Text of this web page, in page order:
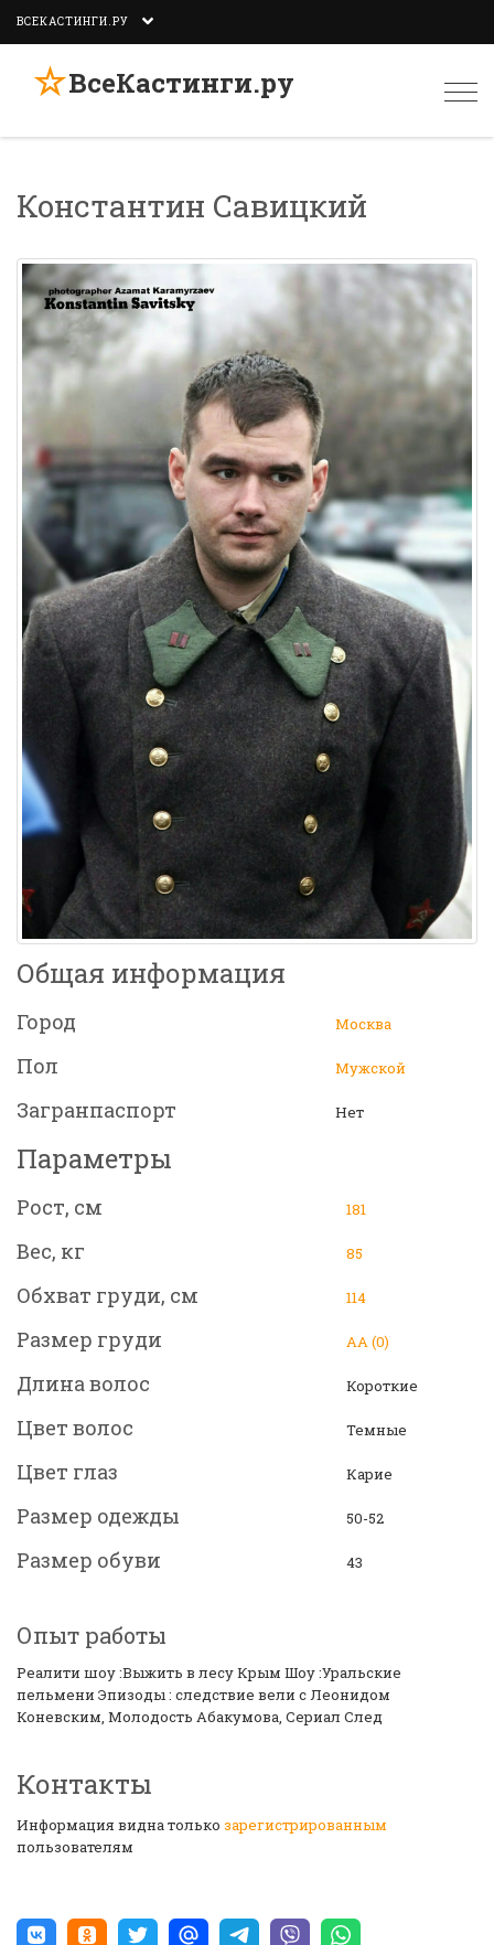
ВСЕКАСТИНГИ.РУ
☆ВсеКастинги.ру
Константин Савицкий
Общая информация
Город Москва
Пол Мужской
Загранпаспорт Нет
Параметры
Рост, см 181
Вес, кг 85
Обхват груди, см 114
Размер груди АА (0)
Длина волос Короткие
Цвет волос Темные
Цвет глаз Карие
Размер одежды 50-52
Размер обуви 43
Опыт работы
Реалити шоу :Выжить в лесу Крым Шоу :Уральские
пельмени Эпизоды : следствие вели с Леонидом
Коневским, Молодость Абакумова, Сериал След
Контакты
Информация видна только зарегистрированным
пользователям